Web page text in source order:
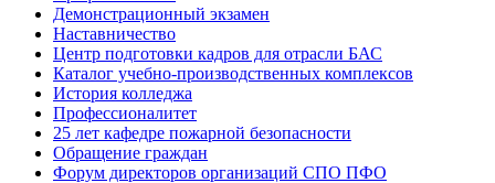
Демонстрационный экзамен
Наставничество
Центр подготовки кадров для отрасли БАС
Каталог учебно-производственных комплексов
История колледжа
Профессионалитет
25 лет кафедре пожарной безопасности
Обращение граждан
Форум директоров организаций СПО ПФО